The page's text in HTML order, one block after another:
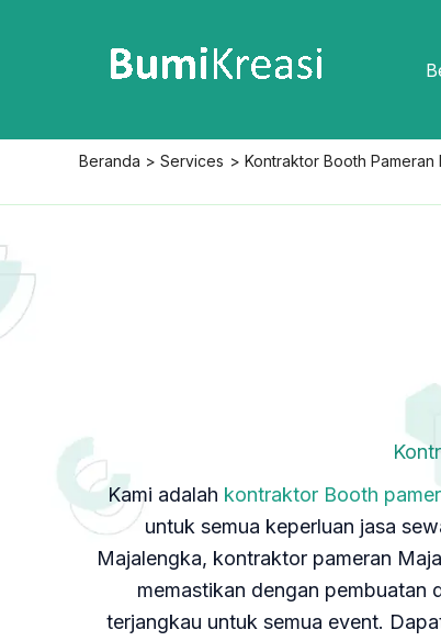
Beranda Services Kontraktor Booth Pameran
Kami adalah kontraktor Booth
untuk semua keperluan jasa
Majalengka, kontraktor pameran
memastikan dengan
terjangkau untuk semua event.